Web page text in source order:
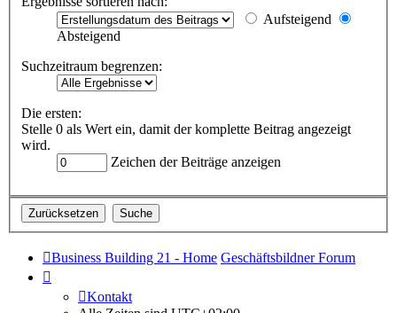
Aufsteigend
Absteigend
Suchzeitraum begrenzen:
Die ersten:
Stelle 0 als Wert ein, damit der komplette Beitrag angezeigt
wird.
Zeichen der Beiträge anzeigen
Business Building 21 - Home Geschäftsbildner Forum
Kontakt